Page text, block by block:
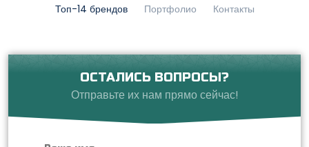
Топ-14 брендов
Портфолио Контакты
ОСТАЛИСЬ ВОПРОСЫ?
Отправьте их нам прямо сейчас!